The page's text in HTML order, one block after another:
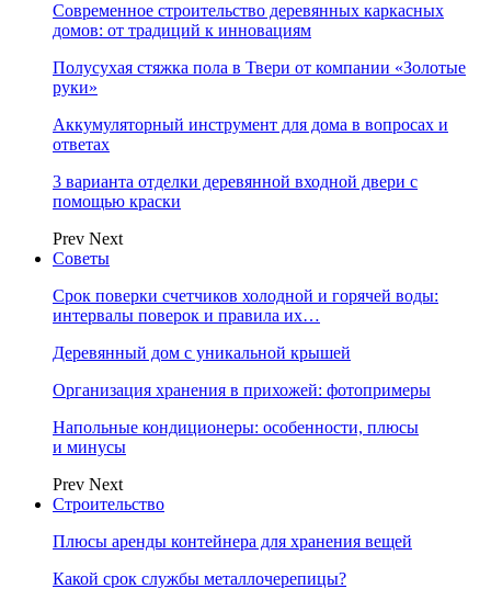
Современное строительство деревянных каркасных
домов: от традиций к инновациям
Полусухая стяжка пола в Твери от компании «Золотые
руки»
Аккумуляторный инструмент для дома в вопросах и
ответах
3 варианта отделки деревянной входной двери с
помощью краски
Prev Next
Советы
Срок поверки счетчиков холодной и горячей воды:
интервалы поверок и правила их…
Деревянный дом с уникальной крышей
Организация хранения в прихожей: фотопримеры
Напольные кондиционеры: особенности, плюсы
и минусы
Prev Next
Строительство
Плюсы аренды контейнера для хранения вещей
Какой срок службы металлочерепицы?